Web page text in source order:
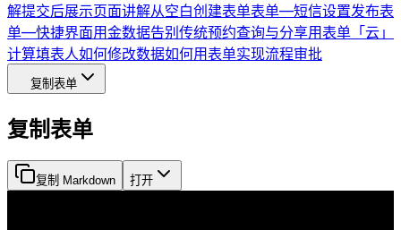
解提交后展示页面讲解从空白创建表单表单—短信设置发布表
单—快捷界面用金数据告别传统预约查询与分享用表单「云」
计算填表人如何修改数据如何用表单实现流程审批
复制表单
复制表单
复制 Markdown 打开